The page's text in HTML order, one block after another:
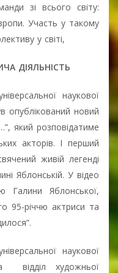
зі всього світу:
Участь у такому
у світі,
ДІЯЛЬНІСТЬ
наукової
опублікований новий
який розповідатиме
акторів. І перший
живій легенді
Яблонській. У відео
Галини Яблонської,
95-річчю актриси та
наукової
відділ художньої